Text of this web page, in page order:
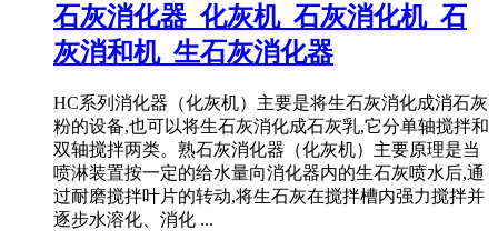
石灰消化器_化灰机_石灰消化机_石
灰消和机_生石灰消化器
HC系列消化器（化灰机）主要是将生石灰消化成消石灰
粉的设备,也可以将生石灰消化成石灰乳,它分单轴搅拌和
双轴搅拌两类。熟石灰消化器（化灰机）主要原理是当
喷淋装置按一定的给水量向消化器内的生石灰喷水后,通
过耐磨搅拌叶片的转动,将生石灰在搅拌槽内强力搅拌并
逐步水溶化、消化 ...